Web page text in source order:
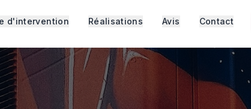
d'intervention Réalisations Avis Contact